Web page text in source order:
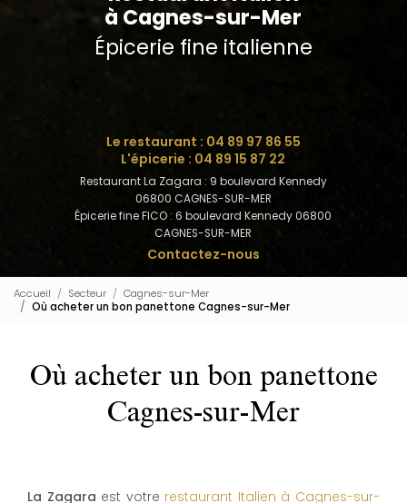
à Cagnes-sur-Mer
Épicerie fine italienne
Le restaurant : 04 89 97 86 55
L'épicerie : 04 89 15 87 22
Restaurant La Zagara : 9 boulevard Kennedy
06800 CAGNES-SUR-MER
Épicerie fine FICO : 6 boulevard Kennedy 06800
CAGNES-SUR-MER
Contactez-nous
Accueil Secteur
Cagnes-sur-Mer
Où acheter un bon panettone Cagnes-sur-Mer
Où acheter un bon panettone
Cagnes-sur-Mer
La Zagara est votre restaurant Italien à Cagnes-sur-